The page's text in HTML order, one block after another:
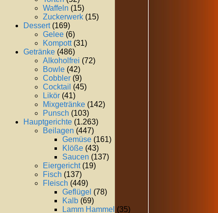
Waffeln (15)
Zuckerwerk (15)
Dessert(169)
Gelee (6)
Kompott(31)
Getränke (486)
Alkoholfrei (72)
Bowle (42)
Cobbler (9)
Cocktail (45)
Likör (41)
Mixgetränke (142)
Punsch (103)
Hauptgerichte (1.263)
Beilagen (447)
Gemüse (161)
Klöße (43)
Saucen (137)
Eiergericht(19)
Fisch (137)
Fleisch (449)
Geflügel (78)
Kalb (69)
Lamm Hammel (35)